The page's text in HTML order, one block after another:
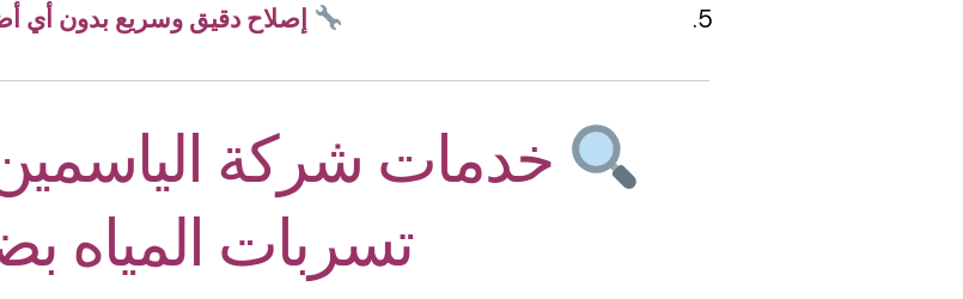
إصلاح دقيق وسريع بدون أي
خدمات شركة
تسربات المياه